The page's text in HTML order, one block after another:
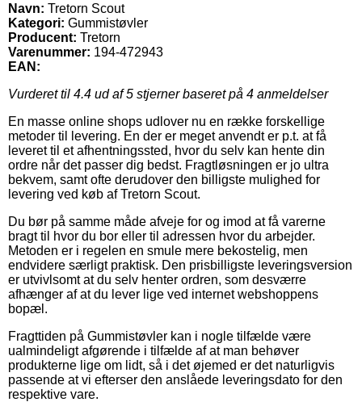
Navn: Tretorn Scout
Kategori: Gummistøvler
Producent: Tretorn
Varenummer: 194-472943
EAN:
Vurderet til 4.4 ud af 5 stjerner baseret på 4 anmeldelser
En masse online shops udlover nu en række forskellige
metoder til levering. En der er meget anvendt er p.t. at få
leveret til et afhentningssted, hvor du selv kan hente din
ordre når det passer dig bedst. Fragtløsningen er jo ultra
bekvem, samt ofte derudover den billigste mulighed for
levering ved køb af Tretorn Scout.
Du bør på samme måde afveje for og imod at få varerne
bragt til hvor du bor eller til adressen hvor du arbejder.
Metoden er i regelen en smule mere bekostelig, men
endvidere særligt praktisk. Den prisbilligste leveringsversion
er utvivlsomt at du selv henter ordren, som desværre
afhænger af at du lever lige ved internet webshoppens
bopæl.
Fragttiden på Gummistøvler kan i nogle tilfælde være
ualmindeligt afgørende i tilfælde af at man behøver
produkterne lige om lidt, så i det øjemed er det naturligvis
passende at vi efterser den anslåede leveringsdato for den
respektive vare.